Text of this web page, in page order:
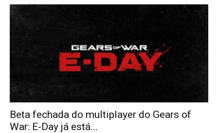
Beta fechada do multiplayer do Gears of
War: E-Day já está...